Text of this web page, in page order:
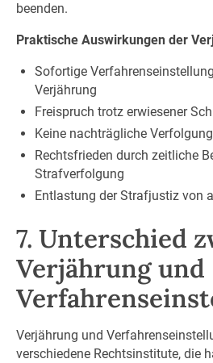
beenden.
Praktische Auswirkungen der
Sofortige
Verjährung
Freispruch trotz erwiesener
Keine nachträgliche
Rechtsfrieden durch zeitliche
Strafverfolgung
Entlastung der Strafjustiz von
7. Unterschied
Verjährung und
Verjährung und
verschiedene Rechtsinstitute, die